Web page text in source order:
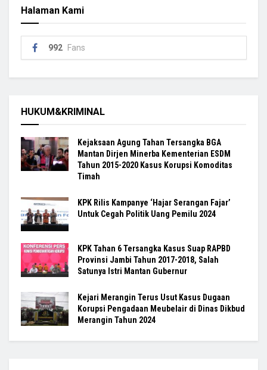
Halaman Kami
992 Fans
HUKUM&KRIMINAL
Kejaksaan Agung Tahan Tersangka BGA
Mantan Dirjen Minerba Kementerian ESDM
Tahun 2015-2020 Kasus Korupsi Komoditas
Timah
KPK Rilis Kampanye ‘Hajar Serangan Fajar’
Untuk Cegah Politik Uang Pemilu 2024
KPK Tahan 6 Tersangka Kasus Suap RAPBD
Provinsi Jambi Tahun 2017-2018, Salah
Satunya Istri Mantan Gubernur
Kejari Merangin Terus Usut Kasus Dugaan
Korupsi Pengadaan Meubelair di Dinas Dikbud
Merangin Tahun 2024